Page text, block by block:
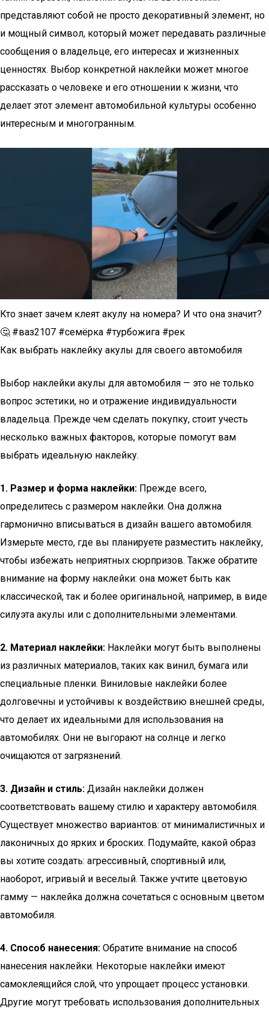
представляют собой не просто декоративный элемент, но
и мощный символ, который может передавать различные
сообщения о владельце, его интересах и жизненных
ценностях. Выбор конкретной наклейки может многое
рассказать о человеке и его отношении к жизни, что
делает этот элемент автомобильной культуры особенно
интересным и многогранным.
Кто знает зачем клеят акулу на номера? И что она значит?
🤔 #ваз2107 #семёрка #турбожига #рек
Как выбрать наклейку акулы для своего автомобиля
Выбор наклейки акулы для автомобиля — это не только
вопрос эстетики, но и отражение индивидуальности
владельца. Прежде чем сделать покупку, стоит учесть
несколько важных факторов, которые помогут вам
выбрать идеальную наклейку.
1. Размер и форма наклейки: Прежде всего,
определитесь с размером наклейки. Она должна
гармонично вписываться в дизайн вашего автомобиля.
Измерьте место, где вы планируете разместить наклейку,
чтобы избежать неприятных сюрпризов. Также обратите
внимание на форму наклейки: она может быть как
классической, так и более оригинальной, например, в виде
силуэта акулы или с дополнительными элементами.
2. Материал наклейки: Наклейки могут быть выполнены
из различных материалов, таких как винил, бумага или
специальные пленки. Виниловые наклейки более
долговечны и устойчивы к воздействию внешней среды,
что делает их идеальными для использования на
автомобилях. Они не выгорают на солнце и легко
очищаются от загрязнений.
3. Дизайн и стиль: Дизайн наклейки должен
соответствовать вашему стилю и характеру автомобиля.
Существует множество вариантов: от минималистичных и
лаконичных до ярких и броских. Подумайте, какой образ
вы хотите создать: агрессивный, спортивный или,
наоборот, игривый и веселый. Также учтите цветовую
гамму — наклейка должна сочетаться с основным цветом
автомобиля.
4. Способ нанесения: Обратите внимание на способ
нанесения наклейки. Некоторые наклейки имеют
самоклеящийся слой, что упрощает процесс установки.
Другие могут требовать использования дополнительных